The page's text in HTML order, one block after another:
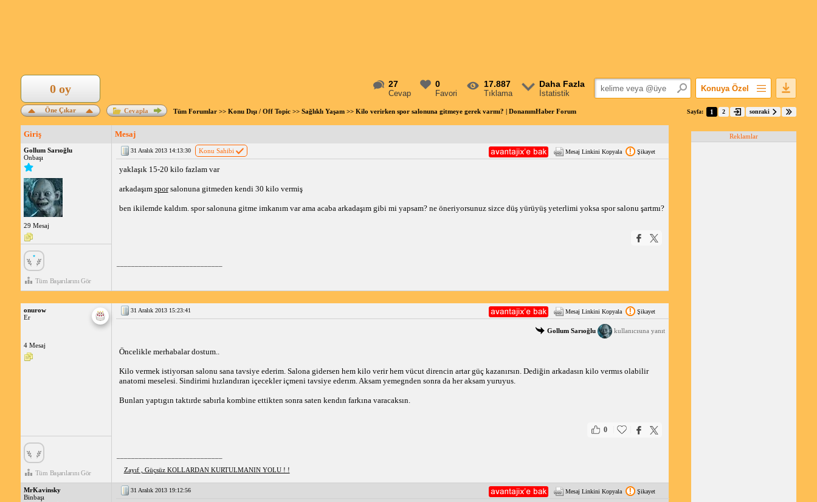
27
Cevap
0
Favori
17.887
Tıklama
Daha Fazla
İstatistik
Konuya Özel
Favorilerime Ekle
Popüler Mesajlar
Öne Çıkar
0 oy
Cevapla Tüm Forumlar>> Konu Dışı / Off Topic>> Sağlıklı Yaşam>> Kilo verirken spor salonuna gitmeye gerek varmı? | DonanımHaber Forum Sayfa: 1 2 sonraki
Giriş Mesaj
Gollum Sarıoğlu
Onbaşı
29 Mesaj
Tüm Başarılarını Gör
31 Aralık 2013 14:13:30 Konu Sahibi Mesaj Linkini Kopyala Şikayet
yaklaşık 15-20 kilo fazlam var
arkadaşım sporsalonuna gitmeden kendi 30 kilo vermiş
ben ikilemde kaldım. spor salonuna gitme imkanım var ama acaba arkadaşım gibi mi yapsam? ne öneriyorsunuz sizce düş yürüyüş yeterlimi yoksa spor salonu şartmı?
onurow
Er
4 Mesaj
Tüm Başarılarını Gör
31 Aralık 2013 15:23:41 Mesaj Linkini Kopyala Şikayet
Gollum Sarıoğlu kullanıcısına yanıt
Öncelikle merhabalar dostum..
Kilo vermek istiyorsan salonu sana tavsiye ederim. Salona gidersen hem kilo verir hem vücut direncin artar güç kazanırsın. Dediğin arkadasın kilo vermıs olabilir
anatomi meselesi. Sindirimi hızlandıran içecekler içmeni tavsiye ederım. Aksam yemegnden sonra da her aksam yuruyus.
Bunları yaptıgın taktırde sabırla kombine ettikten sonra saten kendın farkına varacaksın.
0
Zayıf , Güçsüz KOLLARDAN KURTULMANIN YOLU ! !
MrKavinsky
Binbaşı
31 Aralık 2013 19:12:56 Mesaj Linkini Kopyala Şikayet
Reklamlar